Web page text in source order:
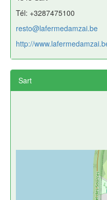
Tél: +3287475100
resto@lafermedamzai.be
http://
Sart